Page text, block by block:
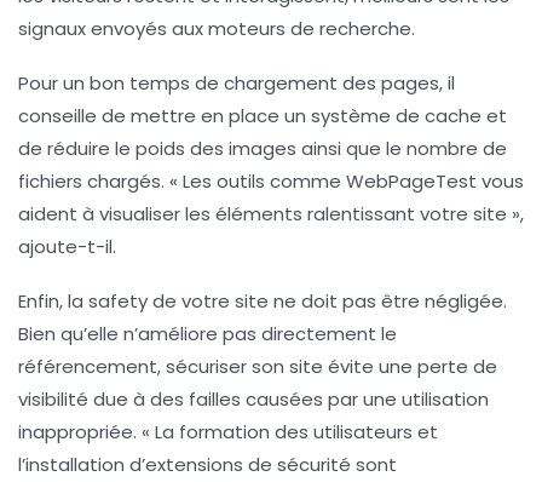
signaux envoyés aux moteurs de recherche.
Pour un bon temps de chargement des pages, il
conseille de mettre en place un système de cache et
de réduire le poids des images ainsi que le nombre de
fichiers chargés. « Les outils comme WebPageTest vous
aident à visualiser les éléments ralentissant votre site »,
ajoute-t-il.
Enfin, la safety de votre site ne doit pas être négligée.
Bien qu’elle n’améliore pas directement le
référencement, sécuriser son site évite une perte de
visibilité due à des failles causées par une utilisation
inappropriée. « La formation des utilisateurs et
l’installation d’extensions de sécurité sont